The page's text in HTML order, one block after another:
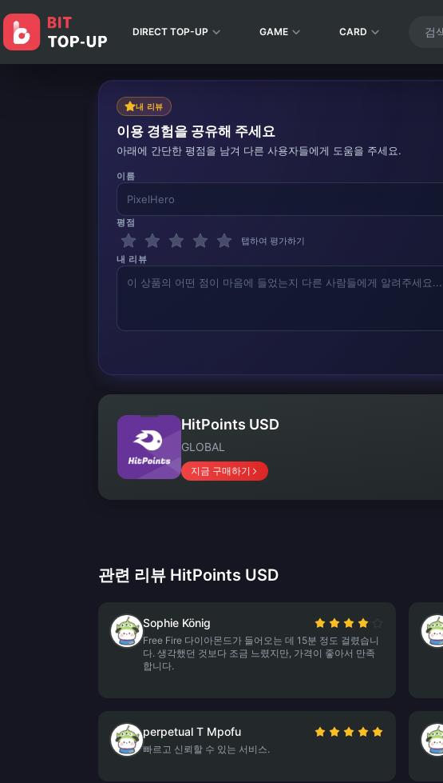
DIRECT TOP-UP GAME CARD
내 리뷰
이용 경험을 공유해 주세요
아래에 간단한 평점을 남겨 다른 사용자들에게 도움을 주세요.
이름
평점
탭하여 평가하기
내 리뷰
HitPoints USD
GLOBAL
지금 구매하기
관련 리뷰 HitPoints USD
Sophie König
Free Fire 다이아몬드가 들어오는 데 15분 정도 걸렸습니
다. 생각했던 것보다 조금 느렸지만, 가격이 좋아서 만족
합니다.
perpetual T Mpofu
빠르고 신뢰할 수 있는 서비스.